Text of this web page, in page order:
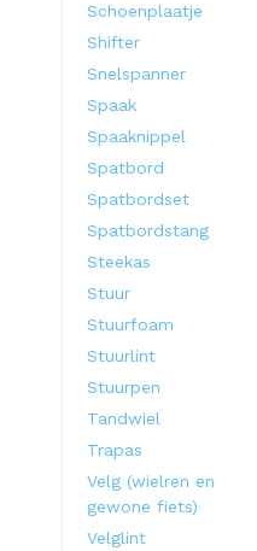
Schoenplaatje
Shifter
Snelspanner
Spaak
Spaaknippel
Spatbord
Spatbordset
Spatbordstang
Steekas
Stuur
Stuurfoam
Stuurlint
Stuurpen
Tandwiel
Trapas
Velg (wielren en
gewone fiets)
Velglint